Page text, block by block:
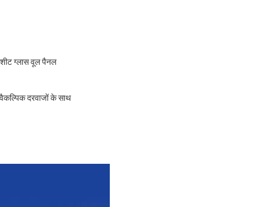
ग्लास वूल पैनल
दरवाजों के साथ